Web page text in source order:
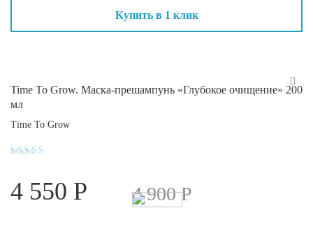
Купить в 1 клик
Time To Grow. Маска-прешампунь «Глубокое очищение» 200
мл
Time To Grow
из 5
4 550 Р 4 900Р